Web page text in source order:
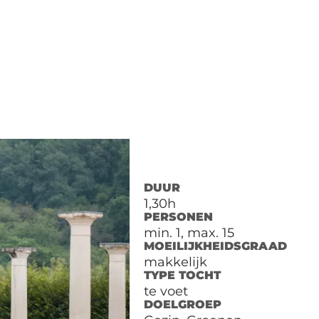
DUUR
1,30h
PERSONEN
min. 1, max. 15
MOEILIJKHEIDSGRAAD
makkelijk
TYPE TOCHT
te voet
DOELGROEP